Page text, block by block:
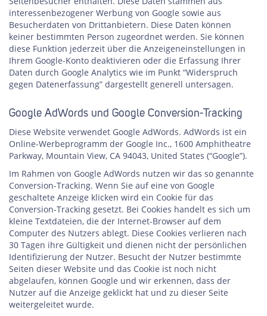
interessenbezogener Werbung von Google sowie aus
Besucherdaten von Drittanbietern. Diese Daten können
keiner bestimmten Person zugeordnet werden. Sie können
diese Funktion jederzeit über die Anzeigeneinstellungen in
Ihrem Google-Konto deaktivieren oder die Erfassung Ihrer
Daten durch Google Analytics wie im Punkt “Widerspruch
gegen Datenerfassung” dargestellt generell untersagen.
Google AdWords und Google Conversion-Tracking
Diese Website verwendet Google AdWords. AdWords ist ein
Online-Werbeprogramm der Google Inc., 1600 Amphitheatre
Parkway, Mountain View, CA 94043, United States (“Google”).
Im Rahmen von Google AdWords nutzen wir das so genannte
Conversion-Tracking. Wenn Sie auf eine von Google
geschaltete Anzeige klicken wird ein Cookie für das
Conversion-Tracking gesetzt. Bei Cookies handelt es sich um
kleine Textdateien, die der Internet-Browser auf dem
Computer des Nutzers ablegt. Diese Cookies verlieren nach
30 Tagen ihre Gültigkeit und dienen nicht der persönlichen
Identifizierung der Nutzer. Besucht der Nutzer bestimmte
Seiten dieser Website und das Cookie ist noch nicht
abgelaufen, können Google und wir erkennen, dass der
Nutzer auf die Anzeige geklickt hat und zu dieser Seite
weitergeleitet wurde.